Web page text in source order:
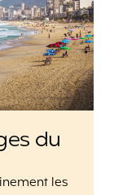
du
les